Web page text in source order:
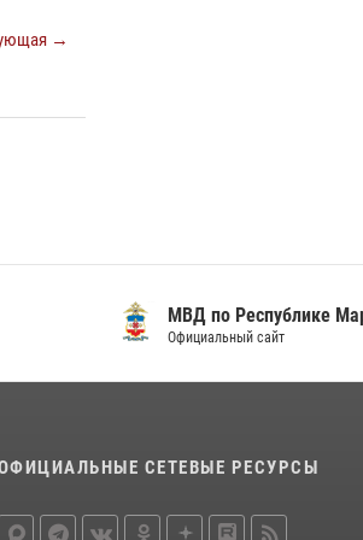
→
В Йошкар-Оле для сотрудников
провели занятие по
04 августа 2026, 06:06 2
МВД по Республике
Официальный сайт
СЕТЕВЫЕ РЕСУРСЫ